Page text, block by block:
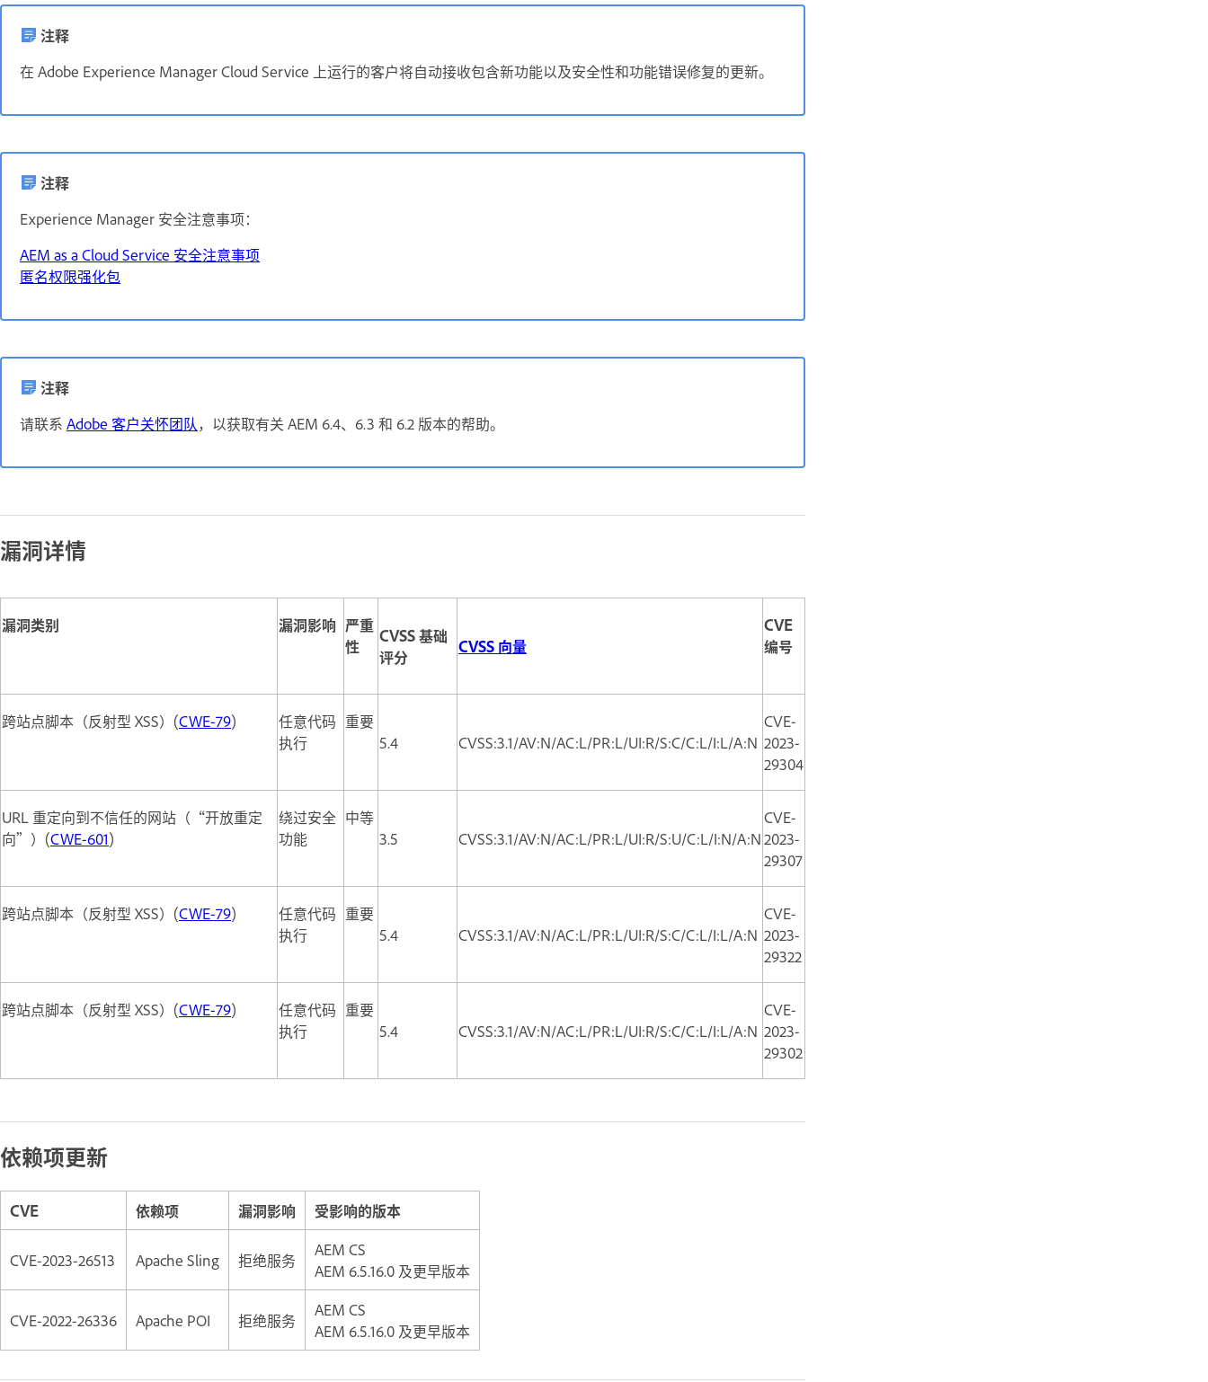
注释
在 Adobe Experience Manager Cloud Service 上运行的客户将自动接收包含新功能以及安全性和功能错误修复的更新。
注释
Experience Manager 安全注意事项：
AEM as a Cloud Service 安全注意事项
匿名权限强化包
注释
请联系 Adobe 客户关怀团队，以获取有关 AEM 6.4、6.3 和 6.2 版本的帮助。
漏洞详情
漏洞类别 漏洞影响 严重
性
CVSS 基础
评分
CVSS 向量
CVE
编号
跨站点脚本（反射型 XSS）(CWE-79)
任意代码
执行
重要
5.4
CVSS:3.1/AV:N/AC:L/PR:L/UI:R/S:C/C:L/I:L/A:N
CVE-
2023-
29304
URL 重定向到不信任的网站（“开放重定
向”）(CWE-601)
绕过安全
功能
中等
3.5
CVSS:3.1/AV:N/AC:L/PR:L/UI:R/S:U/C:L/I:N/A:N
CVE-
2023-
29307
跨站点脚本（反射型 XSS）(CWE-79)
任意代码
执行
重要
5.4
CVSS:3.1/AV:N/AC:L/PR:L/UI:R/S:C/C:L/I:L/A:N
CVE-
2023-
29322
跨站点脚本（反射型 XSS）(CWE-79)
任意代码
执行
重要
5.4
CVSS:3.1/AV:N/AC:L/PR:L/UI:R/S:C/C:L/I:L/A:N
CVE-
2023-
29302
依赖项更新
CVE 依赖项 漏洞影响 受影响的版本
CVE-2023-26513 Apache Sling 拒绝服务
AEM CS
AEM 6.5.16.0 及更早版本
CVE-2022-26336 Apache POI 拒绝服务
AEM CS
AEM 6.5.16.0 及更早版本